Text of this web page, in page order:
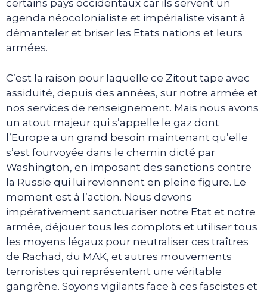
certains pays occidentaux car ils servent un
agenda néocolonialiste et impérialiste visant à
démanteler et briser les Etats nations et leurs
armées.
C’est la raison pour laquelle ce Zitout tape avec
assiduité, depuis des années, sur notre armée et
nos services de renseignement. Mais nous avons
un atout majeur qui s’appelle le gaz dont
l’Europe a un grand besoin maintenant qu’elle
s’est fourvoyée dans le chemin dicté par
Washington, en imposant des sanctions contre
la Russie qui lui reviennent en pleine figure. Le
moment est à l’action. Nous devons
impérativement sanctuariser notre Etat et notre
armée, déjouer tous les complots et utiliser tous
les moyens légaux pour neutraliser ces traîtres
de Rachad, du MAK, et autres mouvements
terroristes qui représentent une véritable
gangrène. Soyons vigilants face à ces fascistes et